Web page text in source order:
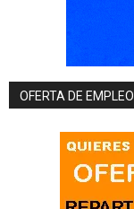
OFERTA DE EMPLEO